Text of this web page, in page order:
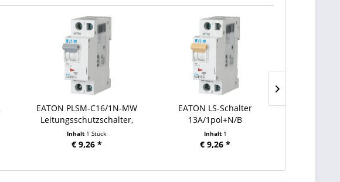
EATON PLSM-C16/1N-MW
Leitungsschutzschalter,
16...
Inhalt 1 Stück
€ 9,26 *
EATON LS-Schalter
13A/1pol+N/B
Inhalt 1
€ 9,26 *